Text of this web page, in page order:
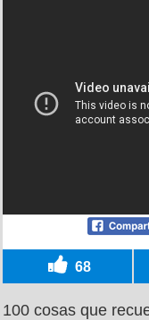
68
100 cosas que